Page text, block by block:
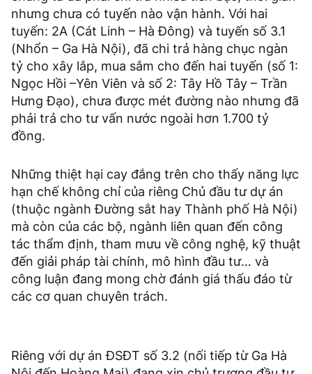
nhưng chưa có tuyến nào vận hành. Với hai
tuyến: 2A (Cát Linh – Hà Đông) và tuyến số 3.1
(Nhổn – Ga Hà Nội), đã chi trả hàng chục ngàn
tỷ cho xây lắp, mua sắm cho đến hai tuyến (số 1:
Ngọc Hồi –Yên Viên và số 2: Tây Hồ Tây – Trần
Hưng Đạo), chưa được mét đường nào nhưng đã
phải trả cho tư vấn nước ngoài hơn 1.700 tỷ
đồng.
Những thiệt hại cay đắng trên cho thấy năng lực
hạn chế không chỉ của riêng Chủ đầu tư dự án
(thuộc ngành Đường sắt hay Thành phố Hà Nội)
mà còn của các bộ, ngành liên quan đến công
tác thẩm định, tham mưu về công nghệ, kỹ thuật
đến giải pháp tài chính, mô hình đầu tư… và
công luận đang mong chờ đánh giá thấu đáo từ
các cơ quan chuyên trách.
Riêng với dự án ĐSĐT số 3.2 (nối tiếp từ Ga Hà